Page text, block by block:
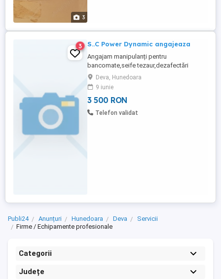
3
3 S..C Power Dynamic angajeaza
Angajam manipulanți pentru
bancomate,seife tezaur,dezafectări
bănci,obligatoriu permis de conducere
cat B,dispus la deplasări în județele
arondate,se lucrează în echipă ,firma din
București cu punct de lucru Deva, Doar
bărbați din zona Deva pot aplica la acest
Deva, Hunedoara
9 iunie
3 500 RON
Telefon validat
Publi24 Anunțuri Hunedoara Deva
Servicii
Firme / Echipamente profesionale
Categorii
Județe